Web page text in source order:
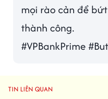
mọi rào cản để
thành công.
#VPBankPrime
TIN LIÊN QUAN